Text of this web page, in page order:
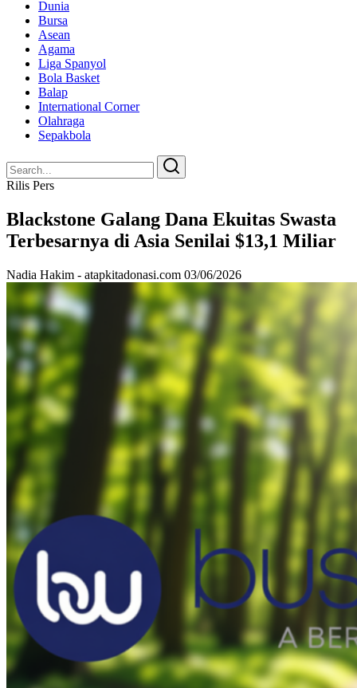
Dunia
Bursa
Asean
Agama
Liga Spanyol
Bola Basket
Balap
International Corner
Olahraga
Sepakbola
Search
for:
Search
Rilis Pers
Blackstone Galang Dana Ekuitas Swasta
Terbesarnya di Asia Senilai $13,1 Miliar
Nadia Hakim - atapkitadonasi.com 03/06/2026